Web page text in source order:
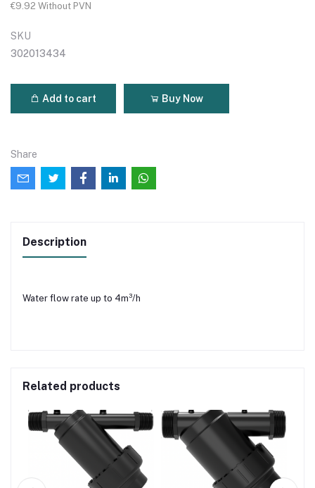
€9.92 Without PVN
SKU
302013434
Add to cart Buy Now
Share
Description
Water flow rate up to 4m³/h
Related products